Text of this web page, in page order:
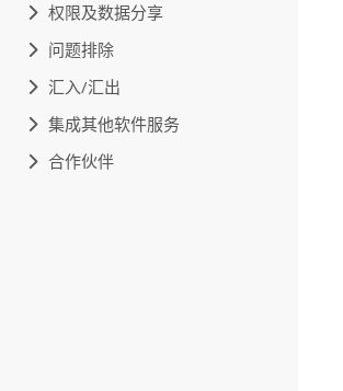
权限及数据分享
问题排除
汇入/汇出
集成其他软件服务
合作伙伴